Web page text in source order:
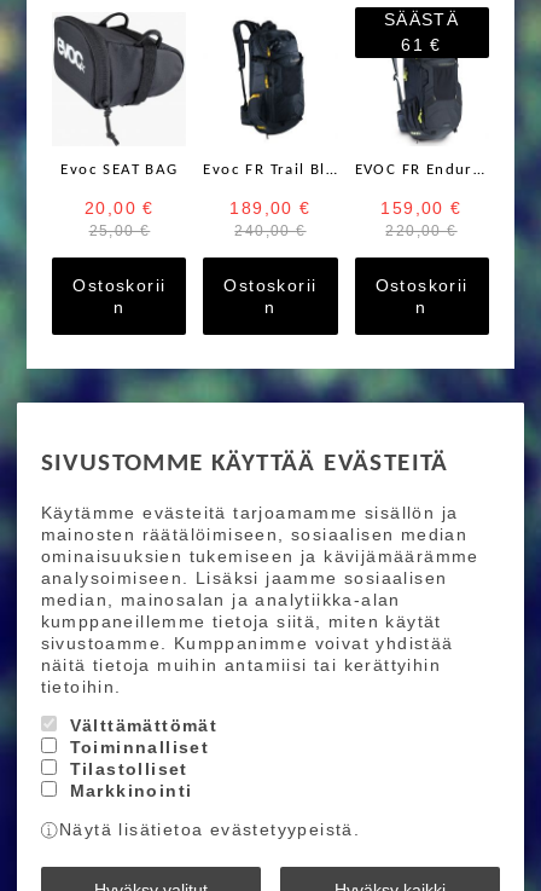
SIVUSTOMME KÄYTTÄÄ EVÄSTEITÄ
Käytämme evästeitä tarjoamamme sisällön ja
mainosten räätälöimiseen, sosiaalisen median
ominaisuuksien tukemiseen ja kävijämäärämme
analysoimiseen. Lisäksi jaamme sosiaalisen
median, mainosalan ja analytiikka-alan
kumppaneillemme tietoja siitä, miten käytät
sivustoamme. Kumppanimme voivat yhdistää
näitä tietoja muihin antamiisi tai kerättyihin
tietoihin.
Välttämättömät
Toiminnalliset
Tilastolliset
Markkinointi
Näytä lisätietoa evästetyypeistä.
Evoc SEAT BAG
20,00 €
25,00 €
Ostoskorii
n
Evoc FR Trail Blackline 20L Musta
189,00 €
240,00 €
Ostoskorii
n
SÄÄSTÄ
61 €
EVOC FR Enduro BLACKLINE 16 Musta
159,00 €
220,00 €
Ostoskorii
n
Ride More – Pyöräkauppa ja pyörähuolto
Helsingissä
TILAA UUTISKIRJEEMME
Tilaamalla uutiskirjeemme saat uusimmat edut
suoraan sähköpostiisi.
Hyväksyn henkilötietojen tallentamisen (
Ride More © 2026